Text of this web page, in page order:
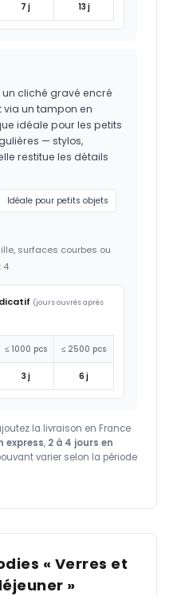
7 j 13 j
cliché gravé encré
via un tampon en
idéale pour les petits
— stylos,
restitue les détails
Idéale pour petits objets
surfaces courbes ou
4
(jours ouvrés après
≤ 1000 pcs ≤ 2500 pcs
3 j 6 j
la livraison en France
express, 2 à 4 jours en
varier selon la période
« Verres et
»